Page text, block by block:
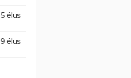
5 élus
9 élus